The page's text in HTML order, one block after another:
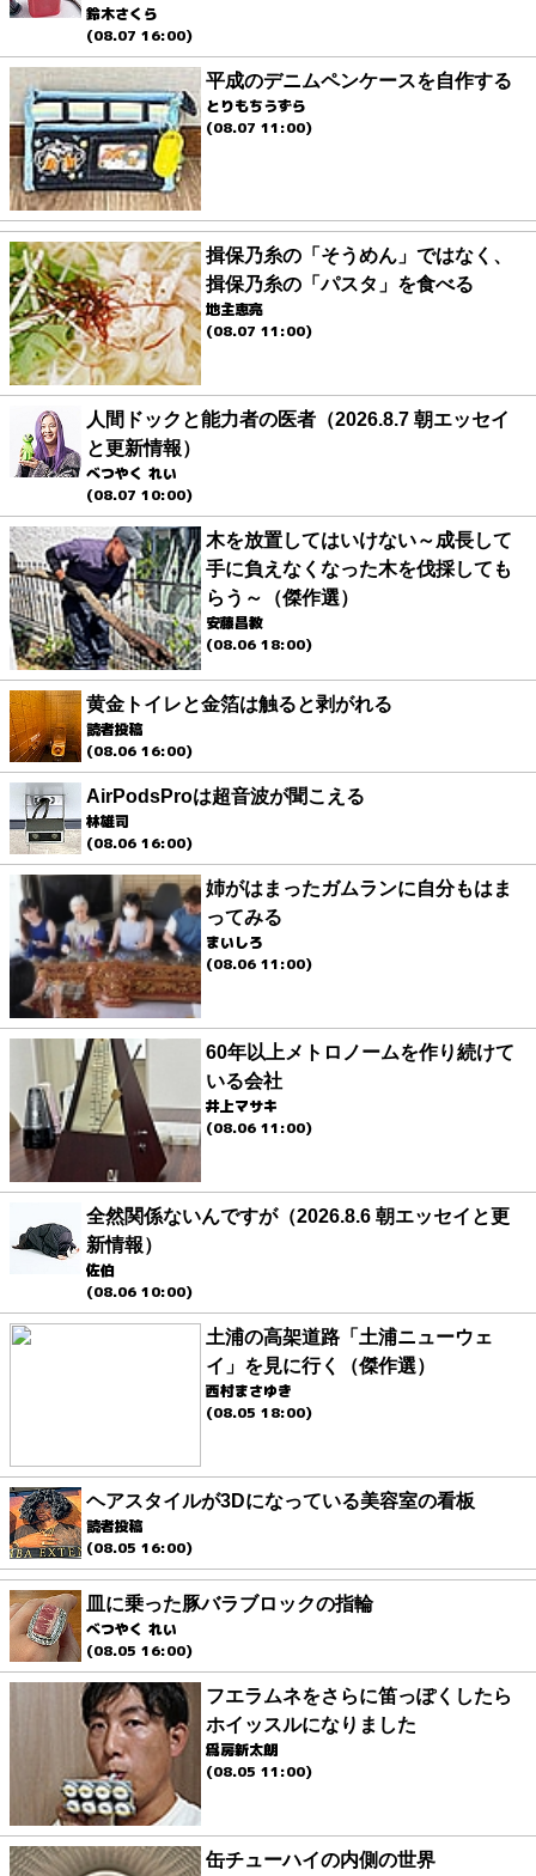
鈴木さくら
(08.07 16:00)
平成のデニムペンケースを自作する
とりもちうずら
(08.07 11:00)
揖保乃糸の「そうめん」ではなく、
揖保乃糸の「パスタ」を食べる
地主恵亮
(08.07 11:00)
人間ドックと能力者の医者（2026.8.7 朝エッセイ
と更新情報）
べつやく れい
(08.07 10:00)
木を放置してはいけない～成長して
手に負えなくなった木を伐採しても
らう～（傑作選）
安藤昌教
(08.06 18:00)
黄金トイレと金箔は触ると剥がれる
読者投稿
(08.06 16:00)
AirPodsProは超音波が聞こえる
林雄司
(08.06 16:00)
姉がはまったガムランに自分もはま
ってみる
まいしろ
(08.06 11:00)
60年以上メトロノームを作り続けて
いる会社
井上マサキ
(08.06 11:00)
全然関係ないんですが（2026.8.6 朝エッセイと更
新情報）
佐伯
(08.06 10:00)
土浦の高架道路「土浦ニューウェ
イ」を見に行く（傑作選）
西村まさゆき
(08.05 18:00)
ヘアスタイルが3Dになっている美容室の看板
読者投稿
(08.05 16:00)
皿に乗った豚バラブロックの指輪
べつやく れい
(08.05 16:00)
フエラムネをさらに笛っぽくしたら
ホイッスルになりました
爲房新太朗
(08.05 11:00)
缶チューハイの内側の世界